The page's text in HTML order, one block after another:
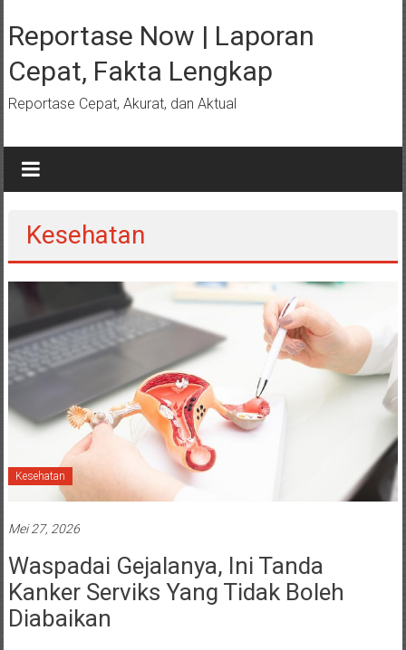
ke
konten
Reportase Now | Laporan
Cepat, Fakta Lengkap
Reportase Cepat, Akurat, dan Aktual
Kesehatan
Kesehatan
Mei 27, 2026
Waspadai Gejalanya, Ini Tanda
Kanker Serviks Yang Tidak Boleh
Diabaikan